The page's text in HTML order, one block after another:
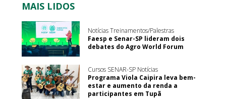
MAIS LIDOS
Notícias Treinamentos/Palestras
Faesp e Senar-SP lideram dois
debates do Agro World Forum
Cursos SENAR-SP Notícias
Programa Viola Caipira leva bem-
estar e aumento da renda a
participantes em Tupã